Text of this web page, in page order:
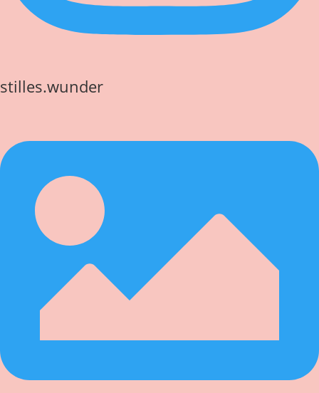
stilles.wunder